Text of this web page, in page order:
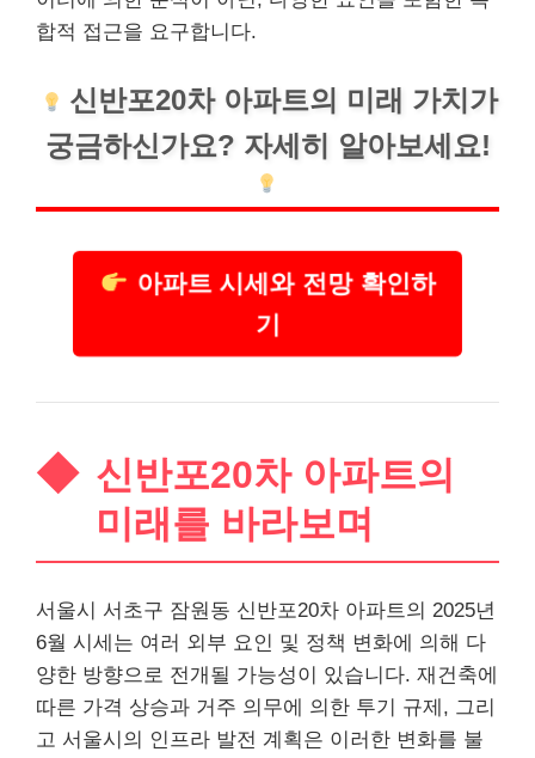
합적 접근을 요구합니다.
신반포20차 아파트의 미래 가치가
궁금하신가요? 자세히 알아보세요!
아파트 시세와 전망 확인하
기
신반포20차 아파트의
미래를 바라보며
서울시 서초구 잠원동 신반포20차 아파트의 2025년
6월 시세는 여러 외부 요인 및 정책 변화에 의해 다
양한 방향으로 전개될 가능성이 있습니다. 재건축에
따른 가격 상승과 거주 의무에 의한 투기 규제, 그리
고 서울시의 인프라 발전 계획은 이러한 변화를 불